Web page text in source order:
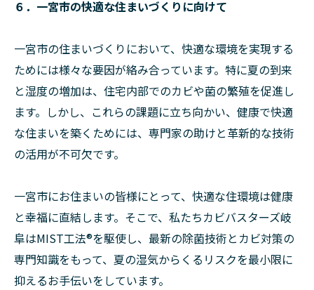
６．一宮市の快適な住まいづくりに向けて
一宮市の住まいづくりにおいて、快適な環境を実現する
ためには様々な要因が絡み合っています。特に夏の到来
と湿度の増加は、住宅内部でのカビや菌の繁殖を促進し
ます。しかし、これらの課題に立ち向かい、健康で快適
な住まいを築くためには、専門家の助けと革新的な技術
の活用が不可欠です。
一宮市にお住まいの皆様にとって、快適な住環境は健康
と幸福に直結します。そこで、私たちカビバスターズ岐
阜はMIST工法®︎を駆使し、最新の除菌技術とカビ対策の
専門知識をもって、夏の湿気からくるリスクを最小限に
抑えるお手伝いをしています。